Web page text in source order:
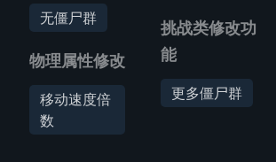
无僵尸群
物理属性修改
移动速度倍
数
挑战类修改功
能
更多僵尸群